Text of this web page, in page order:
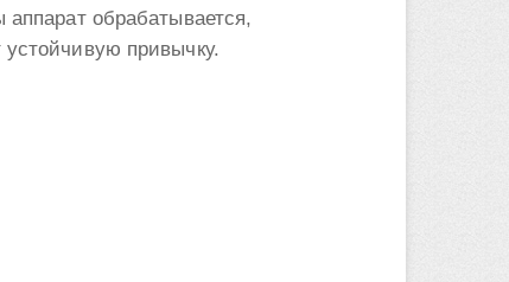
обрабатывается,
привычку.